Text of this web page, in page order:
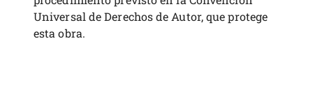
Universal de Derechos de Autor, que protege
esta obra.